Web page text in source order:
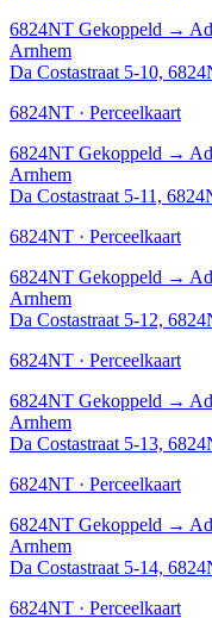
6824NT Gekoppeld →
Arnhem
Da Costastraat 5-10,
6824NT · Perceelkaart
6824NT Gekoppeld →
Arnhem
Da Costastraat 5-11,
6824NT · Perceelkaart
6824NT Gekoppeld →
Arnhem
Da Costastraat 5-12,
6824NT · Perceelkaart
6824NT Gekoppeld →
Arnhem
Da Costastraat 5-13,
6824NT · Perceelkaart
6824NT Gekoppeld →
Arnhem
Da Costastraat 5-14,
6824NT · Perceelkaart